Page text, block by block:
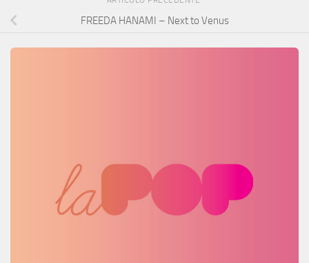
FREEDA HANAMI – Next to Venus